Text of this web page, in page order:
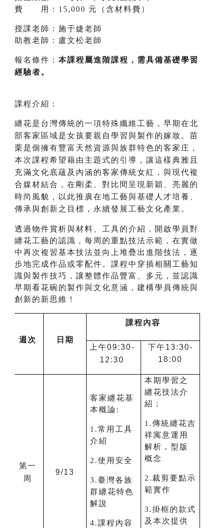
費 用：15,000 元（含材料費）
授課老師：施于婕老師
助教老師：盧文松老師
報名條件： 本課程屬進階課程，需具備基礎學習
經驗者。
課程介紹：
纏花是台灣傳統的一項特殊纖維工藝，早期在北
部客家區域是女孩要親自學習與製作的嫁妝。苗
栗是個擁有豐富天然資源與族群特色的客家庄，
本次課程希望藉由主題式的引導，讓這樣典雅且
充滿文化底蘊及內涵的客家傳統女紅，與現代複
合媒材結合，在剛柔、對比間呈現新穎、亮麗的
時尚風貌，以此推廣在地工藝與基礎人才培養、
傳承與創新之目標，永續發展工藝文化產業。
透過物件賞析與材料、工具的介紹，開啟學員對
纏花工藝的認識，每周的重點技法示範，在實做
中再次複習基本技法並向上堆疊出進階技法，逐
步地完成作品或零配件。課程中穿插相關工藝知
識與製作技巧，讓整體作品豐富、多元，並認識
早期看花碗的製作與文化意涵，建構學員傳統與
創新的新思維！
週次 日期
課程內容
上午09:30-
12:30
下午13:30-
18:00
第一
周
9/13
客家纏花基
本概論:
1.常用工具
介紹
2.使用安全
3.臺灣各族
群纏花特色
解說
4.課程內容
本期學習之
纏花技法介
紹：
1.傳統纏花吉
祥寓意運用
解析，型版
概念
2.裁剪要點示
範實作
3.掛框的款式
及本次提供